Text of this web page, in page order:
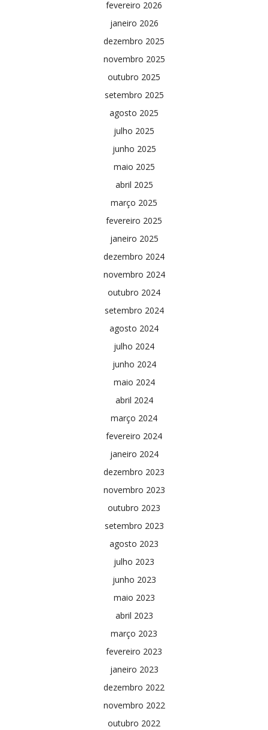
fevereiro 2026
janeiro 2026
dezembro 2025
novembro 2025
outubro 2025
setembro 2025
agosto 2025
julho 2025
junho 2025
maio 2025
abril 2025
março 2025
fevereiro 2025
janeiro 2025
dezembro 2024
novembro 2024
outubro 2024
setembro 2024
agosto 2024
julho 2024
junho 2024
maio 2024
abril 2024
março 2024
fevereiro 2024
janeiro 2024
dezembro 2023
novembro 2023
outubro 2023
setembro 2023
agosto 2023
julho 2023
junho 2023
maio 2023
abril 2023
março 2023
fevereiro 2023
janeiro 2023
dezembro 2022
novembro 2022
outubro 2022